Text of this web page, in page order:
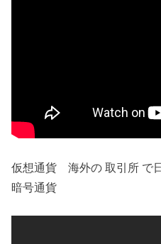
仮想通貨 海外の 取引所 で
暗号通貨